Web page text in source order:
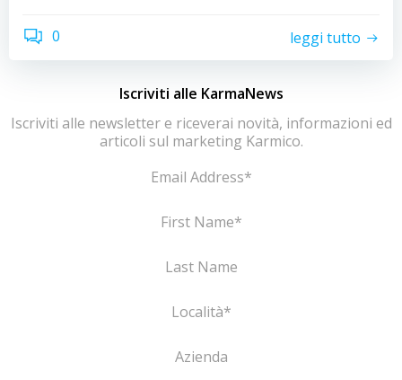
0 leggi tutto
Iscriviti alle KarmaNews
Iscriviti alle newsletter e riceverai novità, informazioni ed
articoli sul marketing Karmico.
Email Address*
First Name*
Last Name
Località*
Azienda